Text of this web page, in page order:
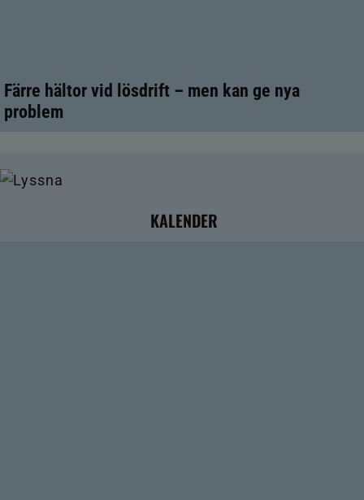
Färre hältor vid lösdrift – men kan ge nya
problem
KALENDER